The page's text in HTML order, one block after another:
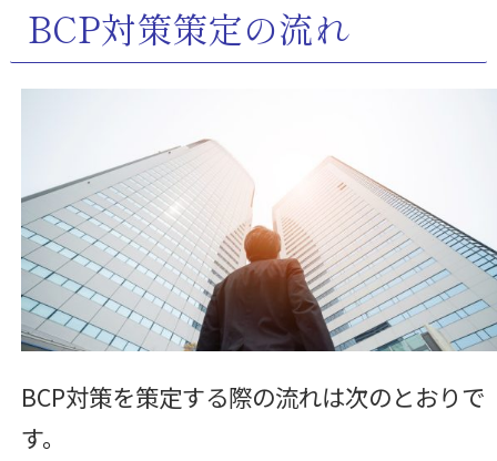
BCP対策策定の流れ
BCP対策を策定する際の流れは次のとおりで
す。